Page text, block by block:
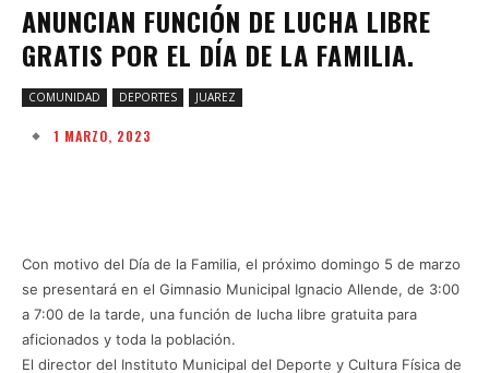
ANUNCIAN FUNCIÓN DE LUCHA LIBRE
GRATIS POR EL DÍA DE LA FAMILIA.
COMUNIDAD DEPORTES JUAREZ
1 MARZO, 2023
Con motivo del Día de la Familia, el próximo domingo 5 de marzo
se presentará en el Gimnasio Municipal Ignacio Allende, de 3:00
a 7:00 de la tarde, una función de lucha libre gratuita para
aficionados y toda la población.
El director del Instituto Municipal del Deporte y Cultura Física de